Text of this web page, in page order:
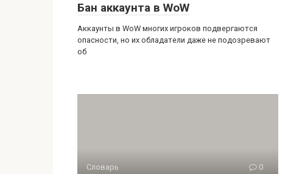
Бан аккаунта в WoW
Аккаунты в WoW многих игроков подвергаются
опасности, но их обладатели даже не подозревают
об
Словарь 0